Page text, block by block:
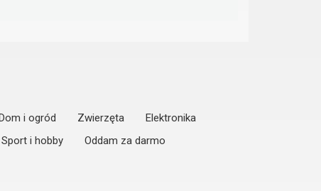
i ogród Zwierzęta
Elektronika
Sport i hobby
Oddam za darmo